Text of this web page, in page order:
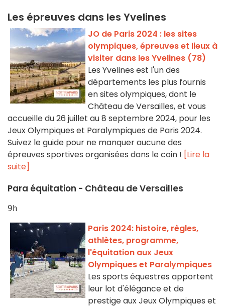
Les épreuves dans les Yvelines
JO de Paris 2024 : les sites
olympiques, épreuves et lieux à
visiter dans les Yvelines (78)
Les Yvelines est l'un des
départements les plus fournis
en sites olympiques, dont le
Château de Versailles, et vous
accueille du 26 juillet au 8 septembre 2024, pour les
Jeux Olympiques et Paralympiques de Paris 2024.
Suivez le guide pour ne manquer aucune des
épreuves sportives organisées dans le coin ! [Lire la
suite]
Para équitation - Château de Versailles
9h
Paris 2024: histoire, règles,
athlètes, programme,
l'équitation aux Jeux
Olympiques et Paralympiques
Les sports équestres apportent
leur lot d'élégance et de
prestige aux Jeux Olympiques et